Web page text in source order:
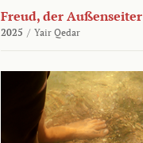
Freud, der Außenseiter
2025 / Yair Qedar